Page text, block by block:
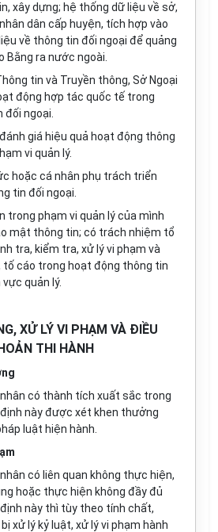
xây dựng; hệ thống dữ liệu về sở,
dân cấp huyện, tích hợp vào
về thông tin đối ngoại đểquảng
Bằng ra nước ngoài.
tin và Truyền thông, Sở Ngoại
động hợp tác quốc tế trong
ngoại.
giá hiệu quả hoạt động thông
vi quản lý.
hoặc cá nhân phụ trách triển
tin đối ngoại.
trong phạm vi quản lý của mình
mật thông tin; có trách nhiệm tổ
tra, kiểm tra, xử lý vi phạm và
tố cáo trong hoạt động thông tin
vực quản lý.
XỬ LÝ VI PHẠM VÀ ĐIỀU
THI HÀNH
có thành tích xuất sắc trong
định này được xét khen thưởng
luật hiện hành.
có liên quan không thực hiện,
hoặc thực hiện không đầy đủ
này thì tùy theo tính chất,
xử lý kỷ luật, xử lý vi phạm hành